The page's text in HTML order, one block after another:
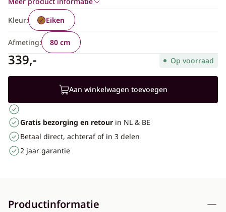
Kleur:
Eiken
Afmeting: 80 cm
339,- Op voorraad
Aan winkelwagen toevoegen
Gratis bezorging en retour in NL & BE
Betaal direct, achteraf of in 3 delen
2 jaar garantie
Productinformatie